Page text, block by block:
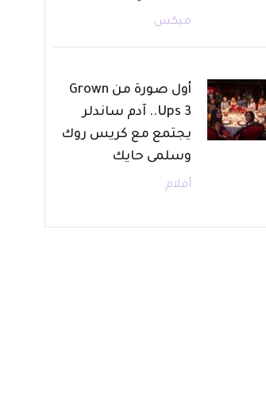
ميكس
أول صورة من Grown
Ups 3.. آدم ساندلر
يجتمع مع كريس روك
وسلمى حايك
أفلام